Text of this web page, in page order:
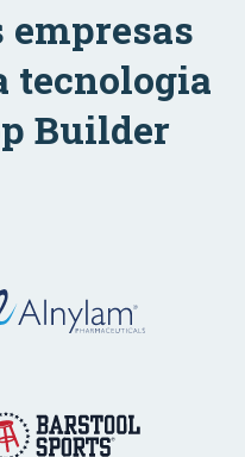
tecnologia
Builder